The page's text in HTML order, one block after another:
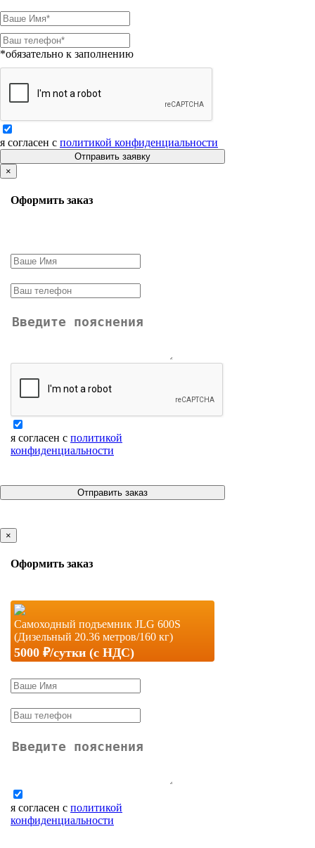
*обязательно к заполнению
я согласен с политикой конфиденциальности
Отправить заявку
×
Оформить заказ
я согласен с политикой
конфиденциальности
Отправить заказ
×
Оформить заказ
Самоходный подъемник JLG 600S
(Дизельный 20.36 метров/160 кг)
5000 ₽/сутки (c НДС)
я согласен с политикой
конфиденциальности